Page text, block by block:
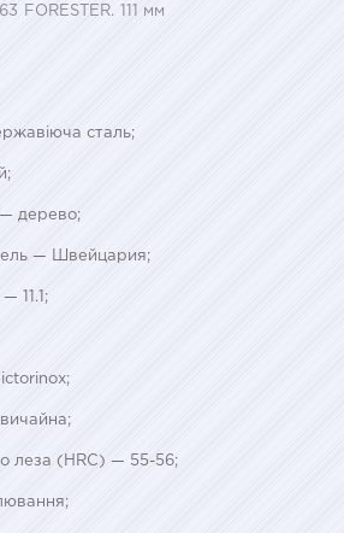
FORESTER. 111 мм
сталь;
— дерево;
— Швейцария;
11.1;
леза (HRC) — 55-56;